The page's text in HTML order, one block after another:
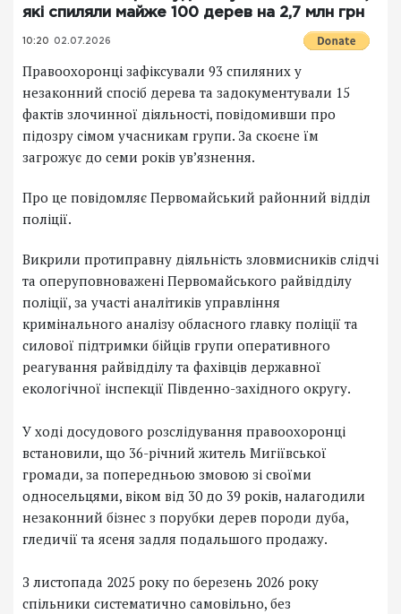
які спиляли майже 100 дерев на 2,7 млн грн
10:20 02.07.2026
Правоохоронці зафіксували 93 спиляних у
незаконний спосіб дерева та задокументували 15
фактів злочинної діяльності, повідомивши про
підозру сімом учасникам групи. За скоєне їм
загрожує до семи років ув’язнення.
Про це повідомляє Первомайський районний відділ
поліції.
Викрили протиправну діяльність зловмисників слідчі
та оперуповноважені Первомайського райвідділу
поліції, за участі аналітиків управління
кримінального аналізу обласного главку поліції та
силової підтримки бійців групи оперативного
реагування райвідділу та фахівців державної
екологічної інспекції Південно-західного округу.
У ході досудового розслідування правоохоронці
встановили, що 36-річний житель Мигіївської
громади, за попередньою змовою зі своїми
односельцями, віком від 30 до 39 років, налагодили
незаконний бізнес з порубки дерев породи дуба,
гледичії та ясеня задля подальшого продажу.
З листопада 2025 року по березень 2026 року
спільники систематично самовільно, без